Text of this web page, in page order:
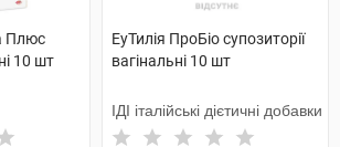
Плюс
10 шт
ЕуТилія ПроБіо супозиторії
вагінальні 10 шт
ІДІ італійські дієтичні добавки